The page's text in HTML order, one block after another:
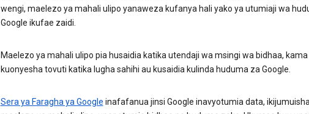
wengi, maelezo ya mahali ulipo yanaweza kufanya hali yako ya utumiaji wa
Google ikufae zaidi.
Maelezo ya mahali ulipo pia husaidia katika utendaji wa msingi wa bidhaa, kama
kuonyesha tovuti katika lugha sahihi au kusaidia kulinda huduma za Google.
Sera ya Faragha ya Google inafafanua jinsi Google inavyotumia data, ikijumuisha